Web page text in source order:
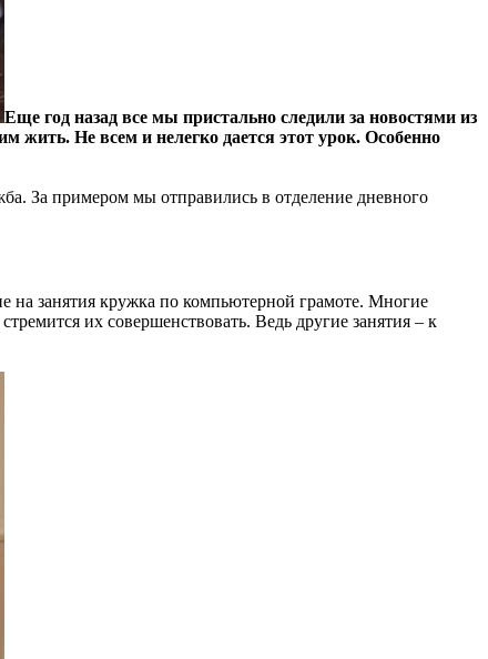
Еще год назад все мы пристально следили за новостями из
жить. Не всем и нелегко дается этот урок. Особенно
За примером мы отправились в отделение дневного
на занятия кружка по компьютерной грамоте. Многие
их совершенствовать. Ведь другие занятия – к